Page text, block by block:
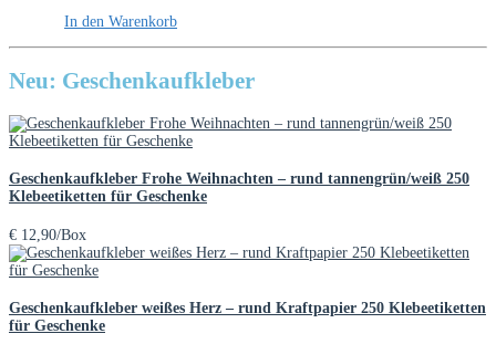
In den Warenkorb
Neu: Geschenkaufkleber
Geschenkaufkleber Frohe Weihnachten – rund tannengrün/weiß 250
Klebeetiketten für Geschenke
€ 12,90/Box
Geschenkaufkleber weißes Herz – rund Kraftpapier 250 Klebeetiketten
für Geschenke